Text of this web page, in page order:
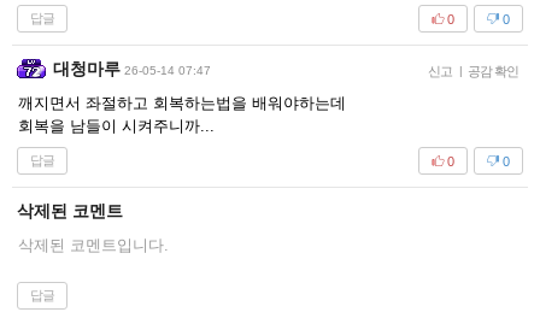
답글 0
0
대청마루 26-05-14 07:47 신고 | 공감 확인
깨지면서 좌절하고 회복하는법을 배워야하는데
회복을 남들이 시켜주니까...
답글 0
0
삭제된 코멘트
삭제된 코멘트입니다.
답글